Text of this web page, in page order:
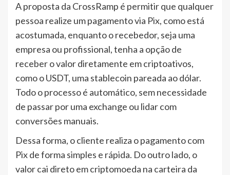
A proposta da CrossRamp é permitir que qualquer
pessoa realize um pagamento via Pix, como está
acostumada, enquanto o recebedor, seja uma
empresa ou profissional, tenha a opção de
receber o valor diretamente em criptoativos,
como o USDT, uma stablecoin pareada ao dólar.
Todo o processo é automático, sem necessidade
de passar por uma exchange ou lidar com
conversões manuais.
Dessa forma, o cliente realiza o pagamento com
Pix de forma simples e rápida. Do outro lado, o
valor cai direto em criptomoeda na carteira da